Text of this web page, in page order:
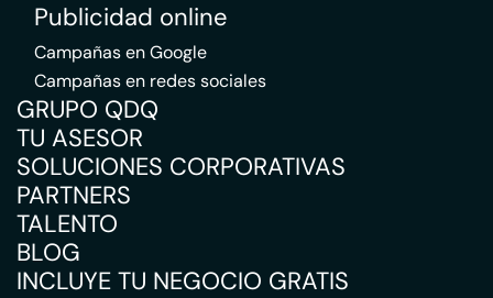
Publicidad online
Campañas en Google
Campañas en redes sociales
GRUPO QDQ
TU ASESOR
SOLUCIONES CORPORATIVAS
PARTNERS
TALENTO
BLOG
INCLUYE TU NEGOCIO GRATIS